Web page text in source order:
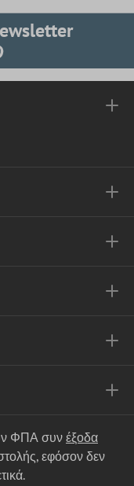
ΦΠΑ συν έξοδα
εφόσον δεν